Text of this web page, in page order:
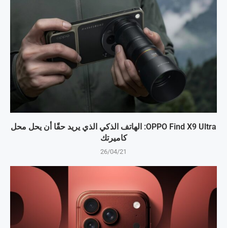
OPPO Find X9 Ultra: الهاتف الذكي الذي يريد حقًا أن يحل محل
كاميرتك
26/04/21